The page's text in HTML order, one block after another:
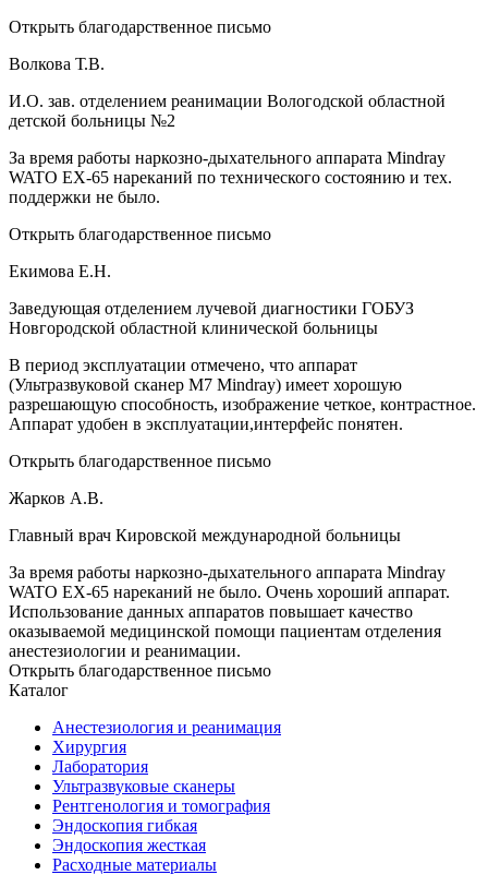
Открыть благодарственное письмо
Волкова Т.В.
И.О. зав. отделением реанимации Вологодской областной
детской больницы №2
За время работы наркозно-дыхательного аппарата Mindray
WATO EX-65 нареканий по технического состоянию и тех.
поддержки не было.
Открыть благодарственное письмо
Екимова Е.Н.
Заведующая отделением лучевой диагностики ГОБУЗ
Новгородской областной клинической больницы
В период эксплуатации отмечено, что аппарат
(Ультразвуковой сканер М7 Mindray) имеет хорошую
разрешающую способность, изображение четкое, контрастное.
Аппарат удобен в эксплуатации,интерфейс понятен.
Открыть благодарственное письмо
Жарков А.В.
Главный врач Кировской международной больницы
За время работы наркозно-дыхательного аппарата Mindray
WATO EX-65 нареканий не было. Очень хороший аппарат.
Использование данных аппаратов повышает качество
оказываемой медицинской помощи пациентам отделения
анестезиологии и реанимации.
Открыть благодарственное письмо
Каталог
Анестезиология и реанимация
Хирургия
Лаборатория
Ультразвуковые сканеры
Рентгенология и томография
Эндоскопия гибкая
Эндоскопия жесткая
Расходные материалы